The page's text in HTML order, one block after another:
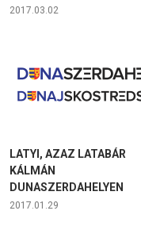
2017.03.02
LATYI, AZAZ LATABÁR
KÁLMÁN
DUNASZERDAHELYEN
2017.01.29